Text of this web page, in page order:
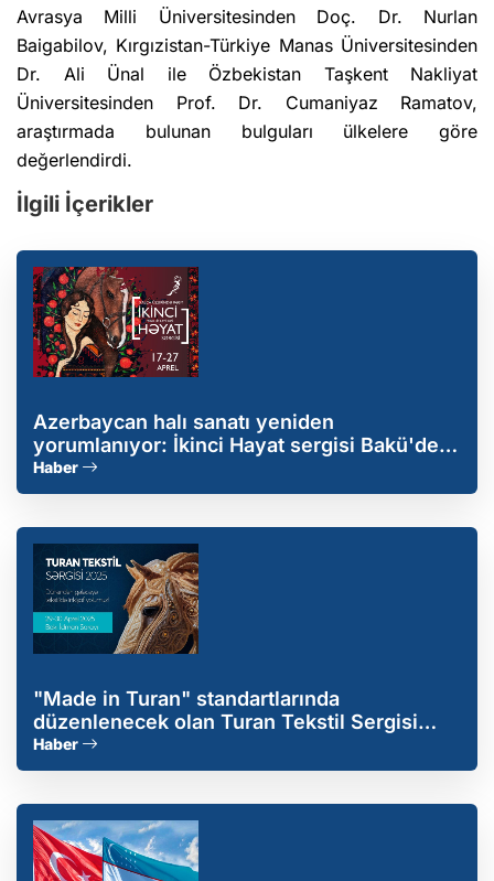
Avrasya Milli Üniversitesinden Doç. Dr. Nurlan
Baigabilov, Kırgızistan-Türkiye Manas Üniversitesinden
Dr. Ali Ünal ile Özbekistan Taşkent Nakliyat
Üniversitesinden Prof. Dr. Cumaniyaz Ramatov,
araştırmada bulunan bulguları ülkelere göre
değerlendirdi.
İlgili İçerikler
Azerbaycan halı sanatı yeniden
yorumlanıyor: İkinci Hayat sergisi Bakü'de
başlıyor
Haber
"Made in Turan" standartlarında
düzenlenecek olan Turan Tekstil Sergisi
Bakü'de gerçekleşecek
Haber